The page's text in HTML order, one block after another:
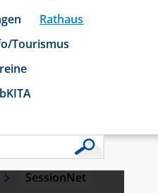
Rathaus
Tourismus
SessionNet